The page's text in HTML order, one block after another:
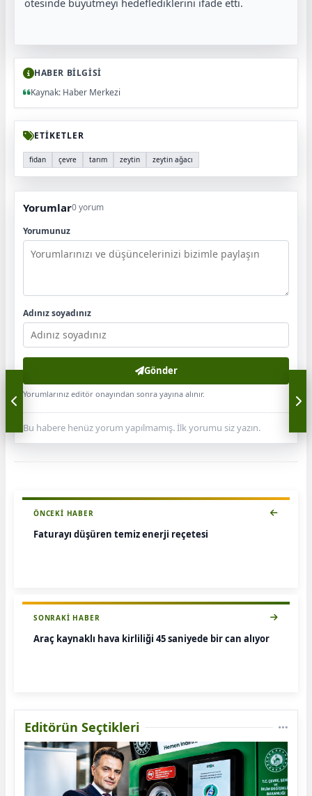
HABER BİLGİSİ
Kaynak: Haber Merkezi
ETİKETLER
fidan çevre tarım zeytin zeytin ağacı
Yorumlar0 yorum
Yorumunuz
Adınız soyadınız
Gönder
Yorumlarınız editör onayından sonra yayına alınır.
Bu habere henüz yorum yapılmamış. İlk yorumu siz yazın.
ÖNCEKI HABER
Faturayı düşüren temiz enerji reçetesi
SONRAKI HABER
Araç kaynaklı hava kirliliği 45 saniyede bir can alıyor
Editörün Seçtikleri